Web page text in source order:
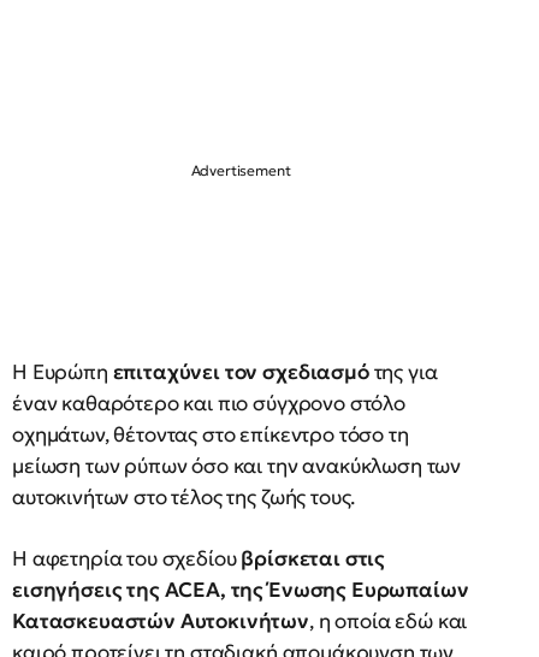
Η Ευρώπη επιταχύνει τον σχεδιασμότης για
έναν καθαρότερο και πιο σύγχρονο στόλο
οχημάτων, θέτοντας στο επίκεντρο τόσο τη
μείωση των ρύπων όσο και την ανακύκλωση των
αυτοκινήτων στο τέλος της ζωής τους.
Η αφετηρία του σχεδίουβρίσκεται στις
εισηγήσεις της ACEA, της Ένωσης Ευρωπαίων
Κατασκευαστών Αυτοκινήτων, η οποία εδώ και